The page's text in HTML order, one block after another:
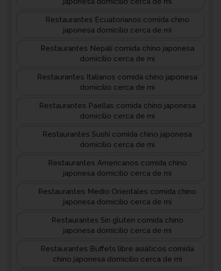
Restaurantes Ecuatorianos comida chino
japonesa domicilio cerca de mi
Restaurantes Nepalí comida chino japonesa
domicilio cerca de mi
Restaurantes Italianos comida chino japonesa
domicilio cerca de mi
Restaurantes Paellas comida chino japonesa
domicilio cerca de mi
Restaurantes Sushi comida chino japonesa
domicilio cerca de mi
Restaurantes Americanos comida chino
japonesa domicilio cerca de mi
Restaurantes Medio Orientales comida chino
japonesa domicilio cerca de mi
Restaurantes Sin gluten comida chino
japonesa domicilio cerca de mi
Restaurantes Buffets libre asiáticos comida
chino japonesa domicilio cerca de mi